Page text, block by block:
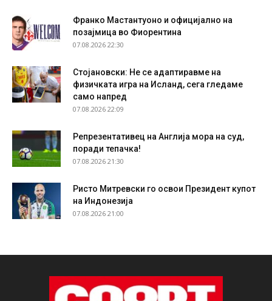
Франко Мастантуоно и официјално на
позајмица во Фиорентина
07.08.2026 22:30
Стојановски: Не се адаптиравме на
физичката игра на Исланд, сега гледаме
само напред
07.08.2026 22:09
Репрезентативец на Англија мора на суд,
поради тепачка!
07.08.2026 21:30
Ристо Митревски го освои Президент купот
на Индонезија
07.08.2026 21:00